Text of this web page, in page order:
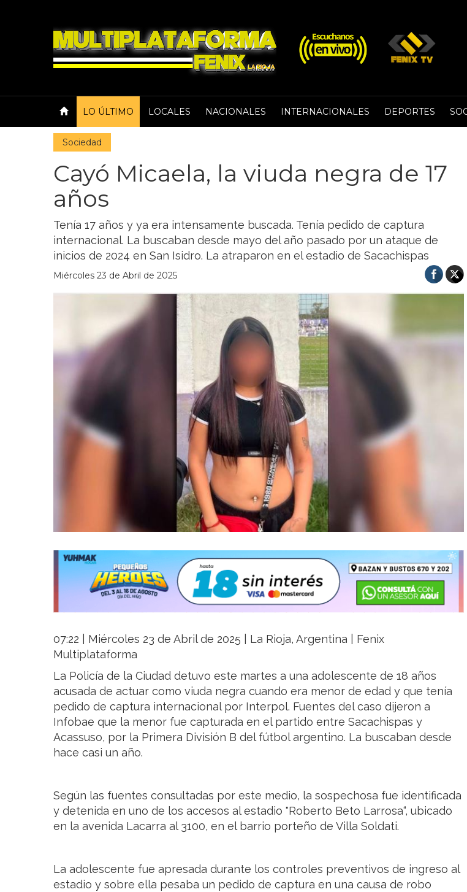
LO ÚLTIMO LOCALES NACIONALES INTERNACIONALES DEPORTES
Sociedad
Cayó Micaela, la viuda negra de 17
años
Tenía 17 años y ya era intensamente buscada. Tenía pedido de captura
internacional. La buscaban desde mayo del año pasado por un ataque de
inicios de 2024 en San Isidro. La atraparon en el estadio de Sacachispas
Miércoles 23 de Abril de 2025
07:22 | Miércoles 23 de Abril de 2025 | La Rioja, Argentina | Fenix
Multiplataforma
La Policía de la Ciudad detuvo este martes a una adolescente de 18 años
acusada de actuar como viuda negra cuando era menor de edad y que tenía
pedido de captura internacional por Interpol. Fuentes del caso dijeron a
Infobae que la menor fue capturada en el partido entre Sacachispas y
Acassuso, por la Primera División B del fútbol argentino. La buscaban desde
hace casi un año.
Según las fuentes consultadas por este medio, la sospechosa fue identificada
y detenida en uno de los accesos al estadio "Roberto Beto Larrosa“, ubicado
en la avenida Lacarra al 3100, en el barrio porteño de Villa Soldati.
La adolescente fue apresada durante los controles preventivos de ingreso al
estadio y sobre ella pesaba un pedido de captura en una causa de robo